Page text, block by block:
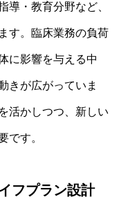
導・教育分野など、
す。臨床業務の負荷
に影響を与える中
きが広がっていま
活かしつつ、新しい
です。
フプラン設計